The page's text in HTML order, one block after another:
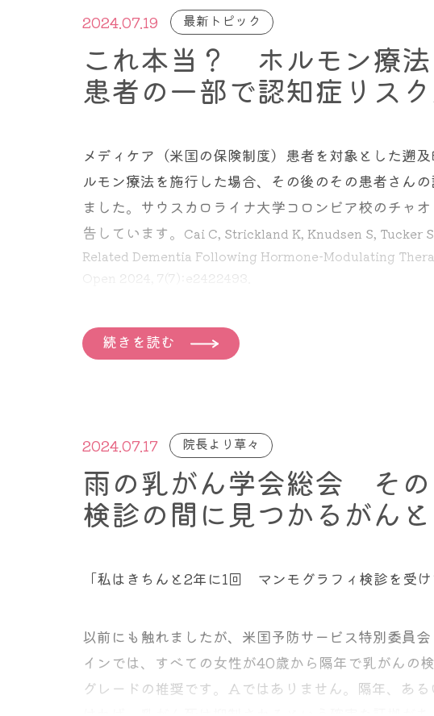
そうであるならば、反対側の乳がんが発生した女性
くの場合、その転移は乳腺だけにとどまらず、肺、
時に存在することの表れであるので、たとえその反
しかし今回のことと同様に、 乳房温存切除と乳房全
これを踏まえて今回の話を始めましょう。
＊＊＊＊＊＊＊＊＊＊＊＊＊＊＊＊＊＊＊＊＊＊＊
ると、片側乳がん患者が、対側乳腺に乳がんを発症
になりました。ここまではよくわかります。しかし
では、たしかに二回目の乳がんを発症するリスクが
のには影響を与えませんでした。
Giannakeas V, Lim DW, Narod SA: Bilateral
しかし片側だけ残してもかえって整容性が悪く、服
生する不安から、両方とも切除される方は米国では意
というのも、対側に発生する乳がんは、それはそれで
ると一般的に考えられています。私も考えていました
予防的に対側の乳房を切除すれば、もちろん対側に
これは大変奇妙なことです。対側乳がん後の死亡率
ものであるならば、両側乳房切除術が有益でなけれ
ただ推奨の文章や、内容を詳細に読み込んでいくと
年（２年に１回の”方が”いい）と強調されているこ
る、という風に書かれているのです。この記載の影
が深まると、40代の女性の多くがマンモグラフィ検
となった女性の3分の1以上が、過剰診断、つまりマ
の」と感じたようです。
「え！？害があるの？」と思われた方はもう一度、「
る最新の乳がん検診の勧め 」の記事を参考にしてく
米国では、乳がん検診の開始を検討している方に対
す。このツールについて簡単に説明すると、もとも
す。毎週受けてください、それが一番安全です、な
いんですか？すぐにそういう疑問がわきます。
だからツールではまずその方の乳がんの罹患リスクを
Breast Cancer Risk Assessment Tool: Online
たとえば
１ いままで乳がんを含めて、DCIS、LCISと診断
2024.07.19 最新トピック
これ本当？ ホルモン療
患者の一部で認知症リス
メディケア（米国の保険制度）患者を対象とした遡
ルモン療法を施行した場合、その後のその患者さん
ました。サウスカロライナ大学コロンビア校のチ
告しています。
Cai C, Strickland K, Knudsen S, Tucker
Related Dementia Following Hormone-Modulating
Open 2024, 7(7):e2422493.
ホルモン療法を受けた乳がん患者は、ホルモン療法
間中に認知症のリスクが7％低かったとのこと。（
認知症のリスク低下は、65～69歳の乳がん患者群で
0.43～0.53）。しかしこの関連性は加齢とともに減
80歳になると、ホルモン療法の使用は認知症リスク
患者では、相対リスクが24%減少しました（HR
患者では、相対リスクが11%減少しました（HR
続きを読む
2024.07.17 院長より草々
雨の乳がん学会総会 そ
検診の間に見つかるがんと
「私はきちんと2年に1回 マンモグラフィ検診を受け
以前にも触れましたが、米国予防サービス特別委員
インでは、すべての女性が40歳から隔年で乳がんの
グレードの推奨です。Aではありません。隔年、あ